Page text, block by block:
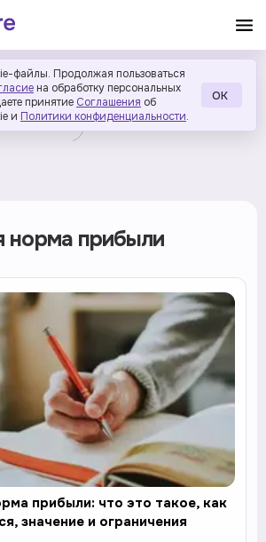
файлы. Продолжая пользоваться
на обработку персональных
принятие Соглашения об
и Политики конфиденциальности.
ОК
норма прибыли
прибыли: что это такое, как
значение и ограничения